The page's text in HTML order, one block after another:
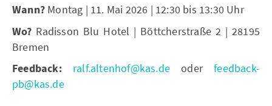
Wann? Montag | 11. Mai 2026 | 12:30 bis 13:30 Uhr
Wo? Radisson Blu Hotel | Böttcherstraße 2 | 28195
Bremen
Feedback: ralf.altenhof@kas.de oderfeedback-
pb@kas.de